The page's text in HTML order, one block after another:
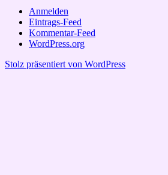
Anmelden
Eintrags-Feed
Kommentar-Feed
WordPress.org
Stolz präsentiert von WordPress